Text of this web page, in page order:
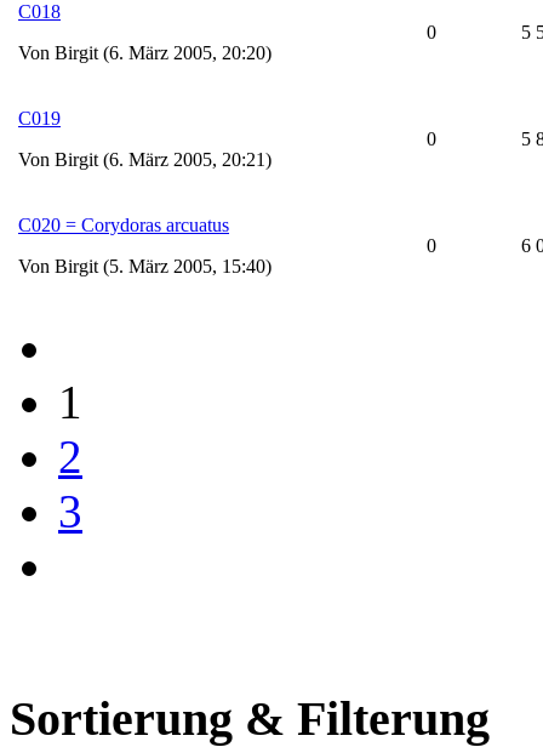
C018
Von Birgit (6. März 2005, 20:20)
0 5
C019
Von Birgit (6. März 2005, 20:21)
0 5
C020 = Corydoras arcuatus
Von Birgit (5. März 2005, 15:40)
0 6
1
2
3
Sortierung & Filterung